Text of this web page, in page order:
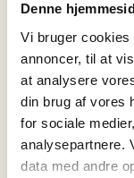
Denne
Vi bruger
annoncer, til at
at analysere
din brug af vores
for sociale
analysepartnere.
data med andre
30´erne til et
med stolte
som
osteproduktion
Der har været
kan vel sige, at
erfaring i at